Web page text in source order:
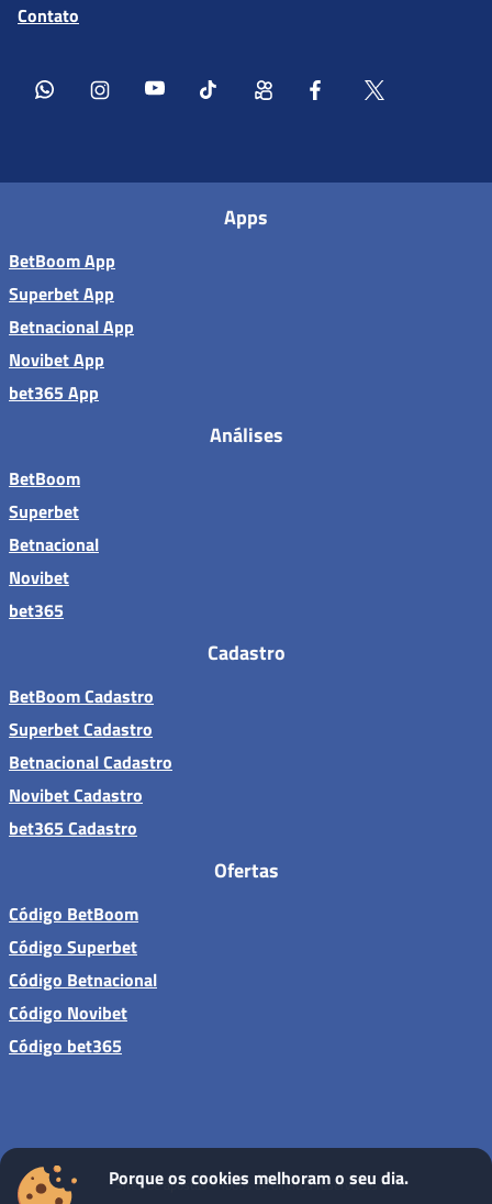
Contato
Apps
BetBoom App
Superbet App
Betnacional App
Novibet App
bet365 App
Análises
BetBoom
Superbet
Betnacional
Novibet
bet365
Cadastro
BetBoom Cadastro
Superbet Cadastro
Betnacional Cadastro
Novibet Cadastro
bet365 Cadastro
Ofertas
Código BetBoom
Código Superbet
Código Betnacional
Código Novibet
Código bet365
Sites de apostas - Todos os direitos reservados
Porque os cookies melhoram o seu dia.